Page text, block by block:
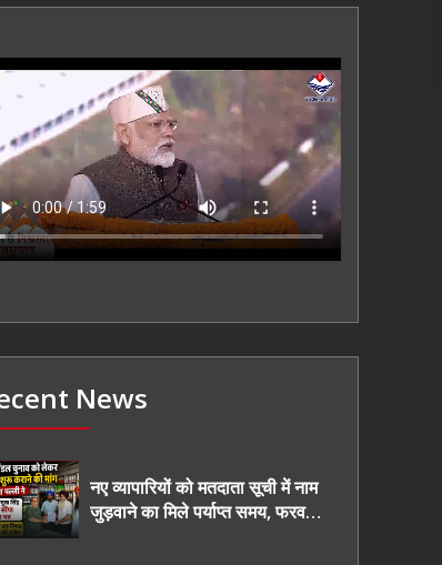
News
नए व्यापारियों को मतदाता सूची में नाम
जुड़वाने का मिले पर्याप्त समय, फरवरी